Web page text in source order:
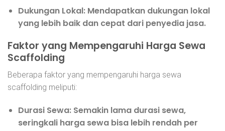
Dukungan Lokal:Mendapatkan dukungan lokal
yang lebih baik dan cepat dari penyedia jasa.
Faktor yang Mempengaruhi Harga Sewa
Scaffolding
Beberapa faktor yang mempengaruhi harga sewa
scaffolding meliputi:
Durasi Sewa:Semakin lama durasi sewa,
seringkali harga sewa bisa lebih rendah per